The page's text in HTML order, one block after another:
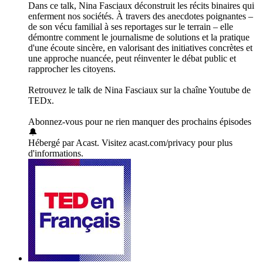
Dans ce talk, Nina Fasciaux déconstruit les récits binaires qui
enferment nos sociétés. À travers des anecdotes poignantes –
de son vécu familial à ses reportages sur le terrain – elle
démontre comment le journalisme de solutions et la pratique
d'une écoute sincère, en valorisant des initiatives concrètes et
une approche nuancée, peut réinventer le débat public et
rapprocher les citoyens.
Retrouvez le talk de Nina Fasciaux sur la chaîne Youtube de
TEDx.
Abonnez-vous pour ne rien manquer des prochains épisodes
🔔
Hébergé par Acast. Visitez acast.com/privacy pour plus
d'informations.